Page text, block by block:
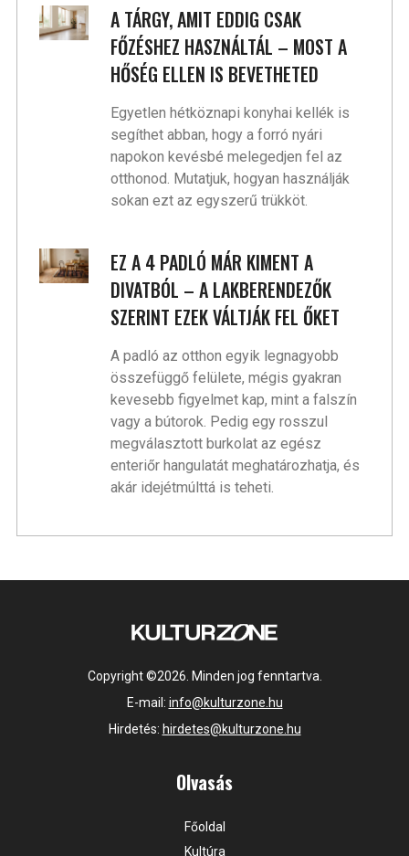
A TÁRGY, AMIT EDDIG CSAK
FŐZÉSHEZ HASZNÁLTÁL – MOST A
HŐSÉG ELLEN IS BEVETHETED
Egyetlen hétköznapi konyhai kellék is
segíthet abban, hogy a forró nyári
napokon kevésbé melegedjen fel az
otthonod. Mutatjuk, hogyan használják
sokan ezt az egyszerű trükköt.
EZ A 4 PADLÓ MÁR KIMENT A
DIVATBÓL – A LAKBERENDEZŐK
SZERINT EZEK VÁLTJÁK FEL ŐKET
A padló az otthon egyik legnagyobb
összefüggő felülete, mégis gyakran
kevesebb figyelmet kap, mint a falszín
vagy a bútorok. Pedig egy rosszul
megválasztott burkolat az egész
enteriőr hangulatát meghatározhatja, és
akár idejétmúlttá is teheti.
Copyright ©2026. Minden jog fenntartva.
E-mail: info@kulturzone.hu
Hirdetés: hirdetes@kulturzone.hu
Olvasás
Főoldal
Kultúra